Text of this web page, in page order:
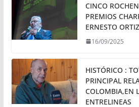
CINCO
PREMIOS
ERNESTO
16/09/2025
HISTÓRICO :
PRINCIPAL
COLOMBIA,EN
ENTRELINEAS